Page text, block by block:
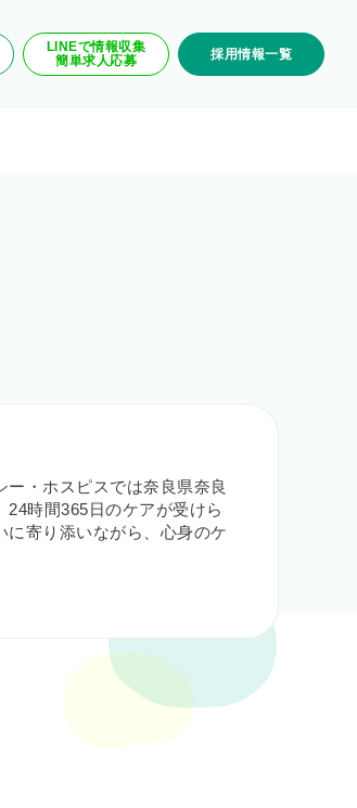
LINEで情報収集
簡単求人応募
採用情報一覧
・ホスピスでは奈良県奈良
時間365日のケアが受けら
寄り添いながら、心身のケ